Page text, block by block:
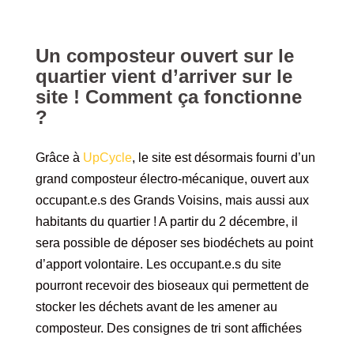
Un composteur ouvert sur le
quartier vient d’arriver sur le
site ! Comment ça fonctionne
?
Grâce à UpCycle, le site est désormais fourni d’un
grand composteur électro-mécanique, ouvert aux
occupant.e.s des Grands Voisins, mais aussi aux
habitants du quartier ! A partir du 2 décembre, il
sera possible de déposer ses biodéchets au point
d’apport volontaire. Les occupant.e.s du site
pourront recevoir des bioseaux qui permettent de
stocker les déchets avant de les amener au
composteur. Des consignes de tri sont affichées